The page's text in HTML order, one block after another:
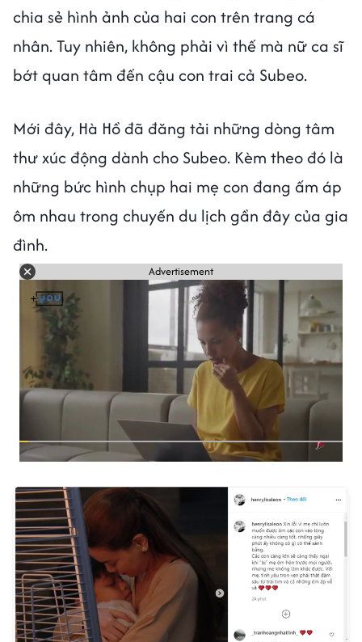
chia sẻ hình ảnh của hai con trên trang cá
nhân. Tuy nhiên, không phải vì thế mà nữ ca sĩ
bớt quan tâm đến cậu con trai cả Subeo.
Mới đây, Hà Hồ đã đăng tải những dòng tâm
thư xúc động dành cho Subeo. Kèm theo đó là
những bức hình chụp hai mẹ con đang ấm áp
ôm nhau trong chuyến du lịch gần đây của gia
đình.
Advertisement